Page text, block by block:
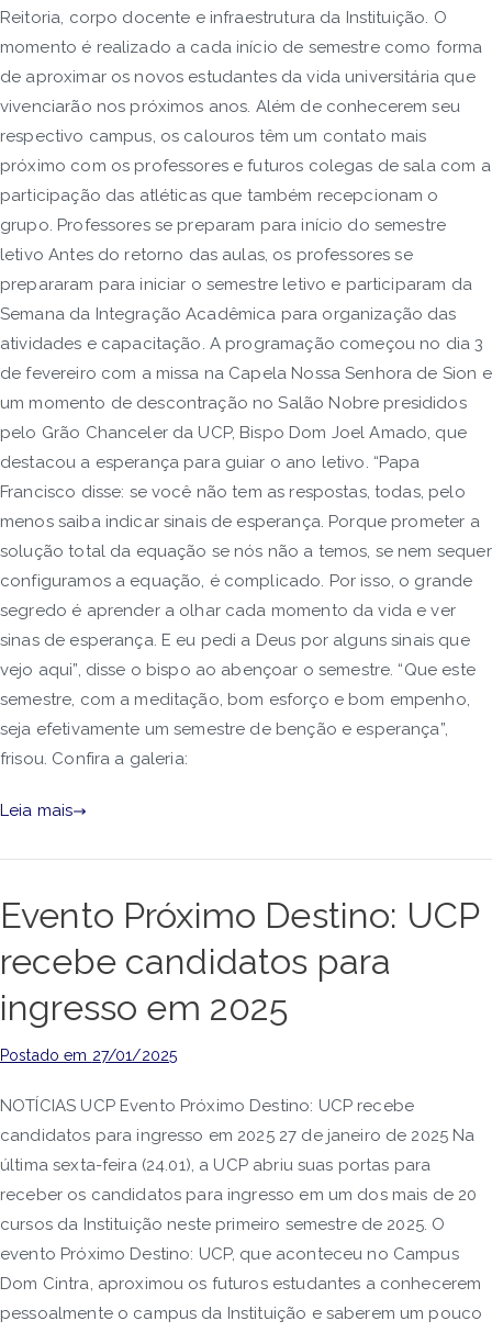
Reitoria, corpo docente e infraestrutura da Instituição. O
momento é realizado a cada início de semestre como forma
de aproximar os novos estudantes da vida universitária que
vivenciarão nos próximos anos. Além de conhecerem seu
respectivo campus, os calouros têm um contato mais
próximo com os professores e futuros colegas de sala com a
participação das atléticas que também recepcionam o
grupo. Professores se preparam para início do semestre
letivo Antes do retorno das aulas, os professores se
prepararam para iniciar o semestre letivo e participaram da
Semana da Integração Acadêmica para organização das
atividades e capacitação. A programação começou no dia 3
de fevereiro com a missa na Capela Nossa Senhora de Sion e
um momento de descontração no Salão Nobre presididos
pelo Grão Chanceler da UCP, Bispo Dom Joel Amado, que
destacou a esperança para guiar o ano letivo. “Papa
Francisco disse: se você não tem as respostas, todas, pelo
menos saiba indicar sinais de esperança. Porque prometer a
solução total da equação se nós não a temos, se nem sequer
configuramos a equação, é complicado. Por isso, o grande
segredo é aprender a olhar cada momento da vida e ver
sinas de esperança. E eu pedi a Deus por alguns sinais que
vejo aqui”, disse o bispo ao abençoar o semestre. “Que este
semestre, com a meditação, bom esforço e bom empenho,
seja efetivamente um semestre de benção e esperança”,
frisou. Confira a galeria:
Leia mais
Evento Próximo Destino: UCP
recebe candidatos para
ingresso em 2025
Postado em 27/01/2025
NOTÍCIAS UCP Evento Próximo Destino: UCP recebe
candidatos para ingresso em 2025 27 de janeiro de 2025 Na
última sexta-feira (24.01), a UCP abriu suas portas para
receber os candidatos para ingresso em um dos mais de 20
cursos da Instituição neste primeiro semestre de 2025. O
evento Próximo Destino: UCP, que aconteceu no Campus
Dom Cintra, aproximou os futuros estudantes a conhecerem
pessoalmente o campus da Instituição e saberem um pouco